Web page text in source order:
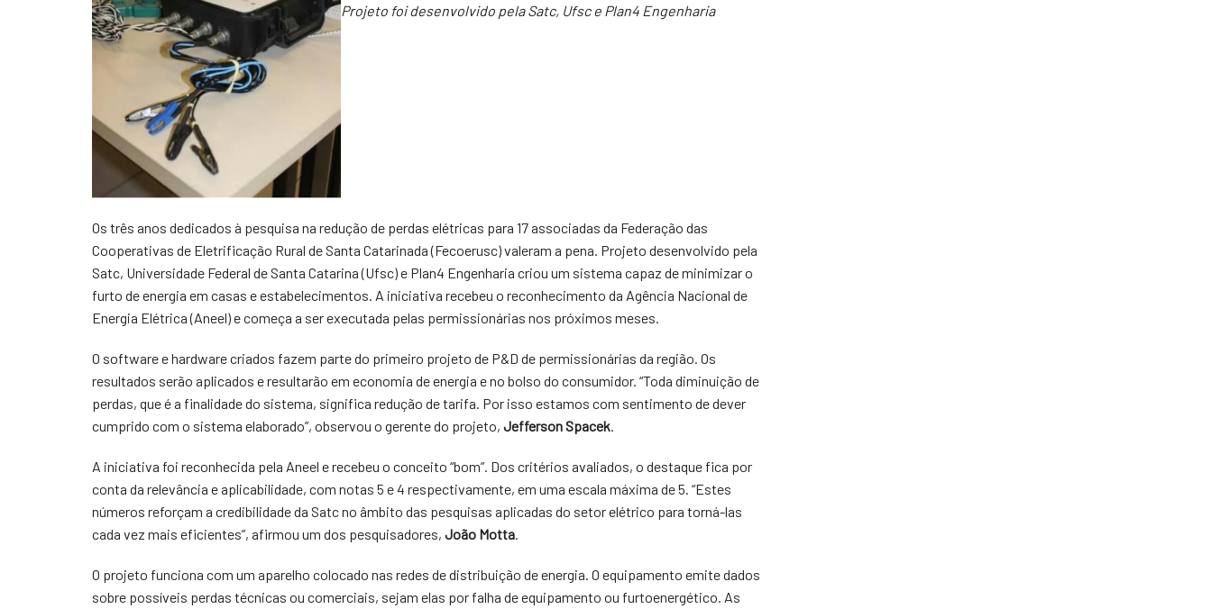
Projeto foi desenvolvido pela Satc, Ufsc e Plan4 Engenharia
Os três anos dedicados à pesquisa na redução de perdas elétricas para 17 associadas da Federação das
Cooperativas de Eletrificação Rural de Santa Catarinada (Fecoerusc) valeram a pena. Projeto desenvolvido pela
Satc, Universidade Federal de Santa Catarina (Ufsc) e Plan4 Engenharia criou um sistema capaz de minimizar o
furto de energia em casas e estabelecimentos. A iniciativa recebeu o reconhecimento da Agência Nacional de
Energia Elétrica (Aneel) e começa a ser executada pelas permissionárias nos próximos meses.
O software e hardware criados fazem parte do primeiro projeto de P&D de permissionárias da região. Os
resultados serão aplicados e resultarão em economia de energia e no bolso do consumidor. “Toda diminuição de
perdas, que é a finalidade do sistema, significa redução de tarifa. Por isso estamos com sentimento de dever
cumprido com o sistema elaborado”, observou o gerente do projeto, Jefferson Spacek.
A iniciativa foi reconhecida pela Aneel e recebeu o conceito “bom”. Dos critérios avaliados, o destaque fica por
conta da relevância e aplicabilidade, com notas 5 e 4 respectivamente, em uma escala máxima de 5. “Estes
números reforçam a credibilidade da Satc no âmbito das pesquisas aplicadas do setor elétrico para torná-las
cada vez mais eficientes”, afirmou um dos pesquisadores, João Motta.
O projeto funciona com um aparelho colocado nas redes de distribuição de energia. O equipamento emite dados
sobre possíveis perdas técnicas ou comerciais, sejam elas por falha de equipamento ou furtoenergético. As